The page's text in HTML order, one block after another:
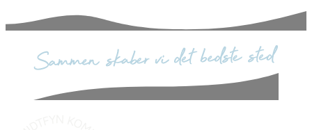
sammen skaber vi det bedste sted